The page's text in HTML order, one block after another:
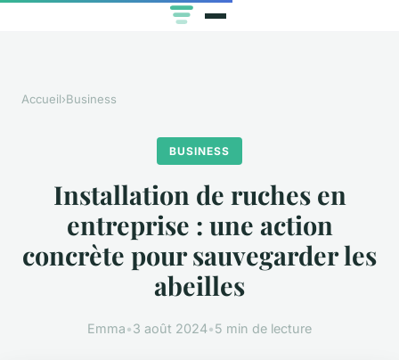
Accueil›Business
BUSINESS
Installation de ruches en
entreprise : une action
concrète pour sauvegarder les
abeilles
Emma•3 août 2024•5 min de lecture